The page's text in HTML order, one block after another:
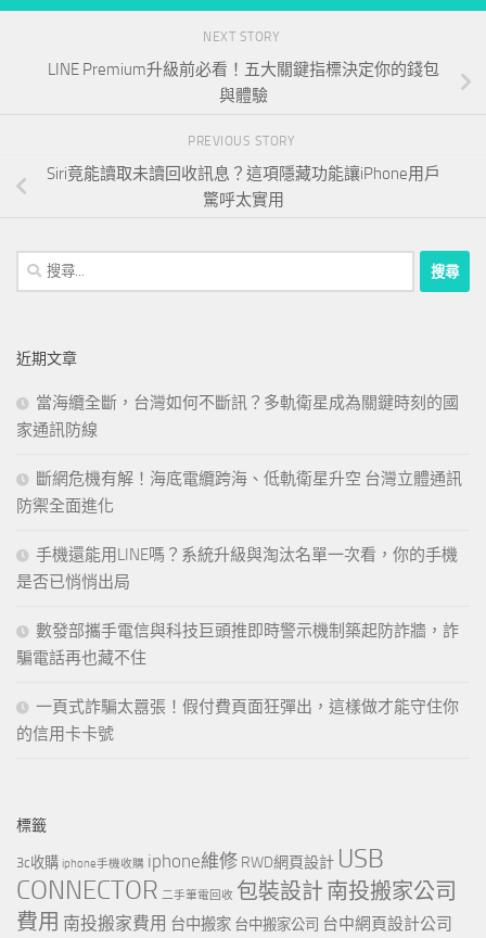
NEXT STORY
LINE Premium升級前必看！五大關鍵指標決定你的錢包
與體驗
PREVIOUS STORY
Siri竟能讀取未讀回收訊息？這項隱藏功能讓iPhone用戶
驚呼太實用
搜
尋
字:
近期文章
當海纜全斷，台灣如何不斷訊？多軌衛星成為關鍵時刻的國
家通訊防線
斷網危機有解！海底電纜跨海、低軌衛星升空 台灣立體通訊
防禦全面進化
手機還能用LINE嗎？系統升級與淘汰名單一次看，你的手機
是否已悄悄出局
數發部攜手電信與科技巨頭推即時警示機制築起防詐牆，詐
騙電話再也藏不住
一頁式詐騙太囂張！假付費頁面狂彈出，這樣做才能守住你
的信用卡卡號
標籤
3c收購 iphone手機收購 iphone維修 RWD網頁設計 USB
CONNECTOR 二手筆電回收 包裝設計 南投搬家公司
費用 南投搬家費用 台中搬家 台中搬家公司 台中網頁設計公司